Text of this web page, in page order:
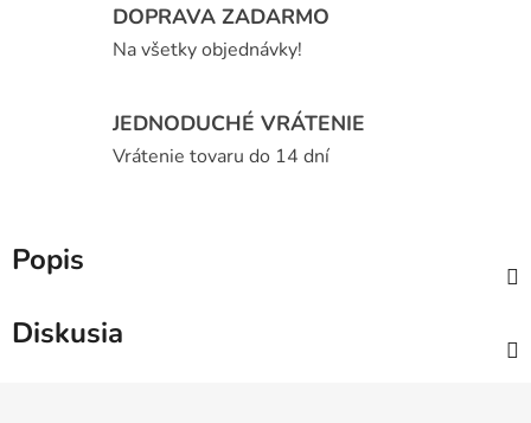
DOPRAVA ZADARMO
Na všetky objednávky!
JEDNODUCHÉ VRÁTENIE
Vrátenie tovaru do 14 dní
Popis
Diskusia